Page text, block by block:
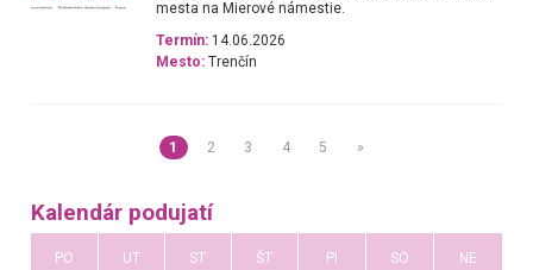
mesta na Mierové námestie.
Termín: 14.06.2026
Mesto: Trenčín
1 2 3 4 5 »
Kalendár podujatí
PO UT ST ŠT PI SO NE